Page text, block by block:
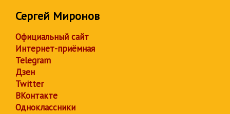
Сергей Миронов
Официальный сайт
Интернет-приёмная
Telegram
Дзен
Twitter
ВКонтакте
Одноклассники